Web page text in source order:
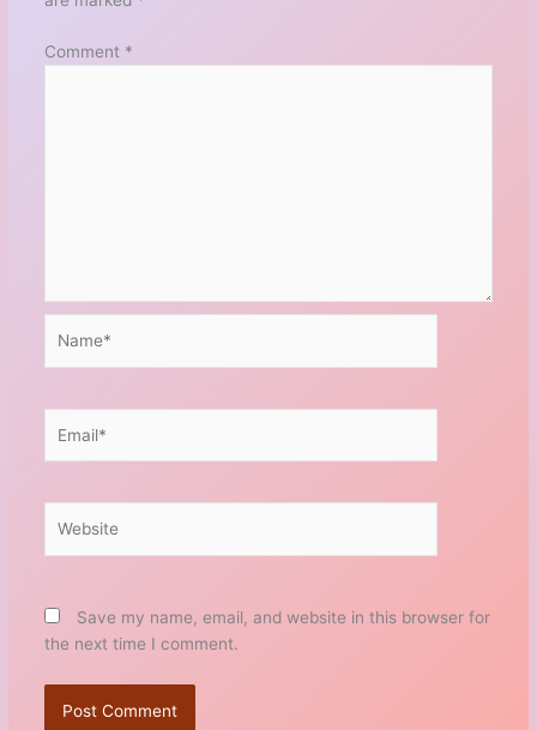
Comment *
Save my name, email, and website in this browser for
the next time I comment.